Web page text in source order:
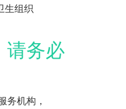
生组织
请务必
务机构，